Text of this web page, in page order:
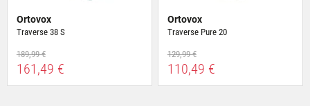
Ortovox
Traverse 38 S
189,99 €
161,49 €
Ortovox
Traverse Pure 20
129,99 €
110,49 €